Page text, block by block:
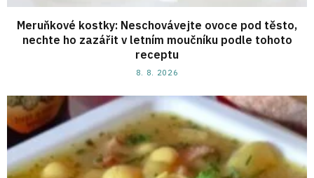
Meruňkové kostky: Neschovávejte ovoce pod těsto,
nechte ho zazářit v letním moučníku podle tohoto
receptu
8. 8. 2026